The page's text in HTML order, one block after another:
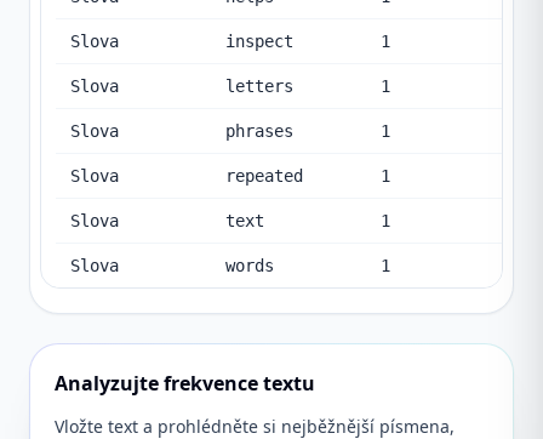
Slova inspect 1
Slova letters 1
Slova phrases 1
Slova repeated 1
Slova text 1
Slova words 1
Analyzujte frekvence textu
Vložte text a prohlédněte si nejběžnější písmena,